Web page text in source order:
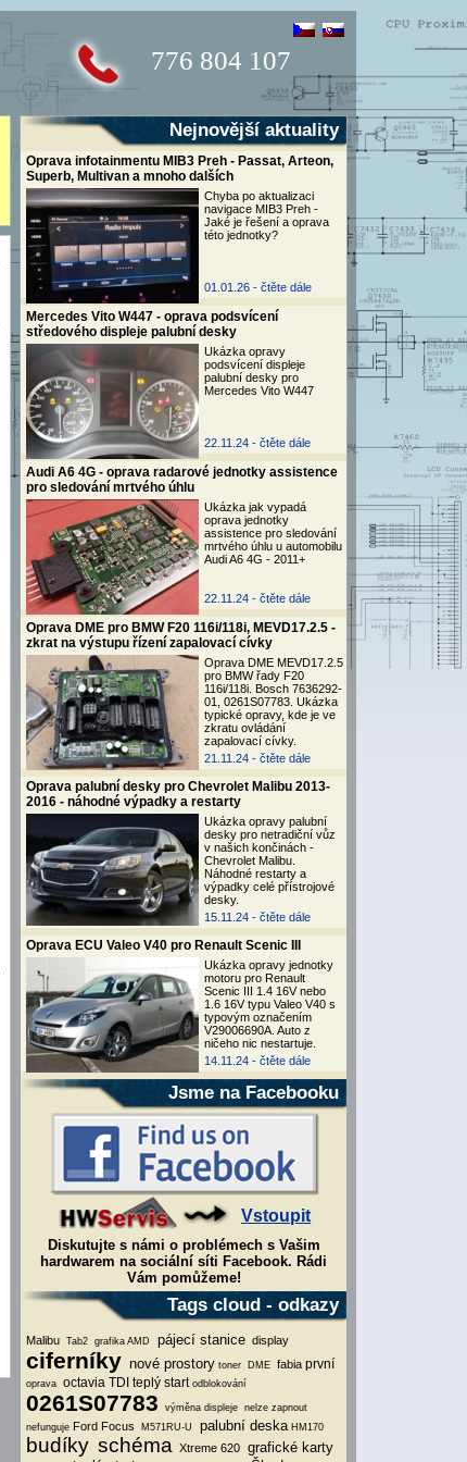
776 804 107
Nejnovější aktuality
Oprava infotainmentu MIB3 Preh - Passat, Arteon,
Superb, Multivan a mnoho dalších
Chyba po aktualizaci
navigace MIB3 Preh -
Jaké je řešení a oprava
této jednotky?
01.01.26 - čtěte dále
Mercedes Vito W447 - oprava podsvícení
středového displeje palubní desky
Ukázka opravy
podsvícení displeje
palubní desky pro
Mercedes Vito W447
22.11.24 - čtěte dále
Audi A6 4G - oprava radarové jednotky assistence
pro sledování mrtvého úhlu
Ukázka jak vypadá
oprava jednotky
assistence pro sledování
mrtvého úhlu u automobilu
Audi A6 4G - 2011+
22.11.24 - čtěte dále
Oprava DME pro BMW F20 116i/118i, MEVD17.2.5 -
zkrat na výstupu řízení zapalovací cívky
Oprava DME MEVD17.2.5
pro BMW řady F20
116i/118i. Bosch 7636292-
01, 0261S07783. Ukázka
typické opravy, kde je ve
zkratu ovládání
zapalovací cívky.
21.11.24 - čtěte dále
Oprava palubní desky pro Chevrolet Malibu 2013-
2016 - náhodné výpadky a restarty
Ukázka opravy palubní
desky pro netradiční vůz
v našich končinách -
Chevrolet Malibu.
Náhodné restarty a
výpadky celé přístrojové
desky.
15.11.24 - čtěte dále
Oprava ECU Valeo V40 pro Renault Scenic III
Ukázka opravy jednotky
motoru pro Renault
Scenic III 1.4 16V nebo
1.6 16V typu Valeo V40 s
typovým označením
V29006690A. Auto z
ničeho nic nestartuje.
14.11.24 - čtěte dále
Jsme na Facebooku
Vstoupit
Diskutujte s námi o problémech s Vašim
hardwarem na sociální síti Facebook. Rádi
Vám pomůžeme!
Tags cloud - odkazy
Malibu Tab2 grafika AMD pájecí stanice display
ciferníky nové prostory toner DME fabia první
oprava octavia TDI teplý start odblokování
0261S07783 výměna displeje nelze zapnout
nefunguje Ford Focus M571RU-U palubní deska HM170
budíky schéma Xtreme 620 grafické karty